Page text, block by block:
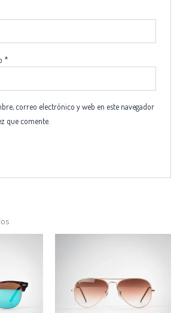
*
correo electrónico y web en este navegador
que comente.